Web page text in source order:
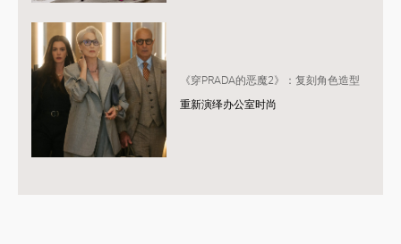
《穿PRADA的恶魔2》：复刻角色造型
重新演绎办公室时尚